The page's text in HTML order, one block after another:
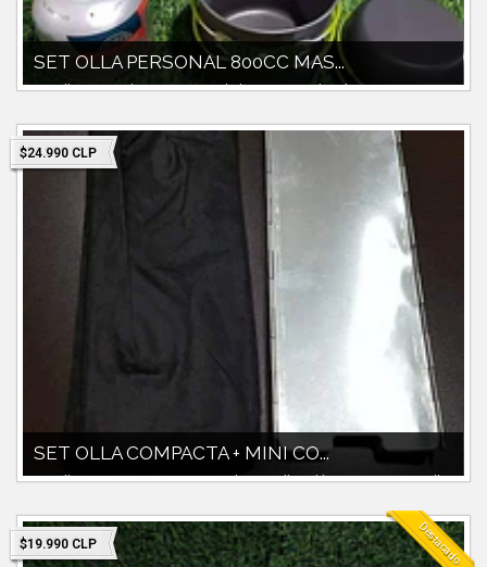
SET OLLA PERSONAL 800CC MAS...
Set olla personal 800cc material alumimio anodizado Mango
$24.990 CLP
SET OLLA COMPACTA + MINI CO...
Set olla compacta 900cc mas paila y pocillos plásticos.mini cocinilla
$19.990 CLP Destacado